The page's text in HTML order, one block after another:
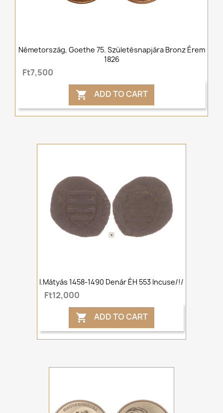
Németország, Goethe 75. Születésnapjára Bronz Érem
1826
Ft7,500
 ADD TO CART
I.Mátyás 1458-1490 Denár ÉH 553 Incuse/!/
Ft12,000
 ADD TO CART